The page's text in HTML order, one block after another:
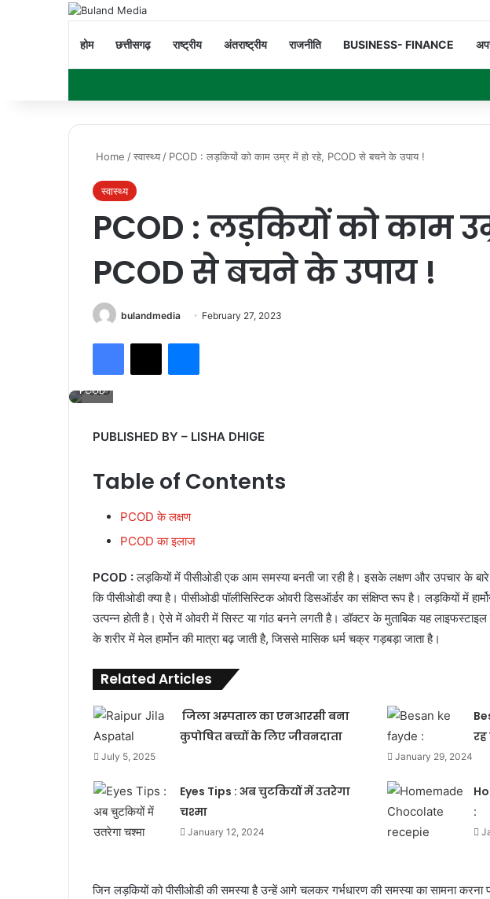
होम छत्तीसगढ़ राष्ट्रीय अंतराष्ट्रीय राजनीति BUSINESS- FINANCE
Home /स्वास्थ्य / PCOD : लड़कियों को काम उम्र में हो रहे, PCOD से बचने के उपाय !
स्वास्थ्य
PCOD : लड़कियों को काम
PCOD से बचने के उपाय !
bulandmedia February 27, 2023
Facebook
X Messenger
PCOD
PUBLISHED BY – LISHA DHIGE
Table of Contents
PCOD के लक्षण
PCOD का इलाज
PCOD :लड़कियों में पीसीओडी एक आम समस्या बनती जा रही है। इसके लक्षण और उपचार के
कि पीसीओडी क्या है। पीसीओडी पॉलीसिस्टिक ओवरी डिसऑर्डर का संक्षिप्त रूप है। लड़कियों में
उत्पन्न होती है। ऐसे में ओवरी में सिस्ट या गांठ बनने लगती है। डॉक्टर के मुताबिक यह लाइफस्टाइल
के शरीर में मेल हार्मोन की मात्रा बढ़ जाती है, जिससे मासिक धर्म चक्र गड़बड़ा जाता है।
Related Articles
जिला अस्पताल का एनआरसी बना
कुपोषित बच्चों के लिए जीवनदाता
July 5, 2025 January 29, 2024
Eyes Tips : अब चुटकियों में उतरेगा
चश्मा
January 12, 2024
:
जिन लड़कियों को पीसीओडी की समस्या है उन्हें आगे चलकर गर्भधारण की समस्या का सामना